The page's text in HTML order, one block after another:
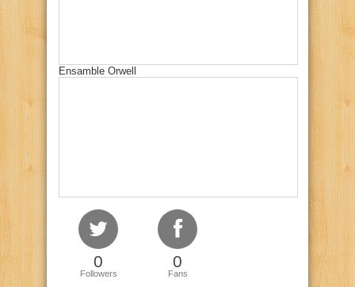
Ensamble Orwell
0
Followers
0
Fans